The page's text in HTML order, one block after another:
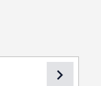
chevron_right